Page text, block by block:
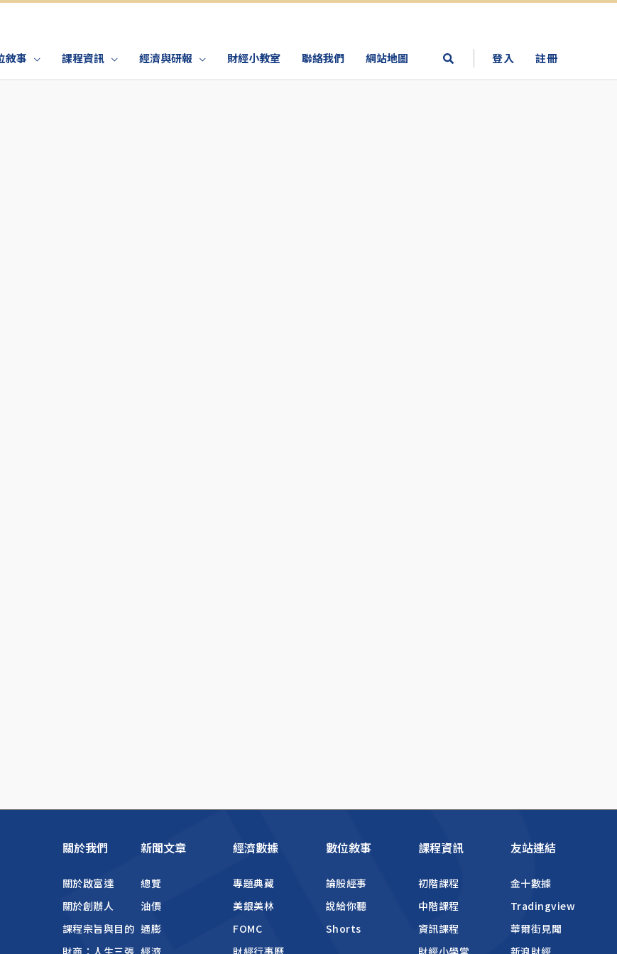
敘事 課程資訊 經濟與研報 財經小教室 聯絡我們 網站地圖 登入 註冊
關於我們
關於啟富達
關於創辦人
課程宗旨與目的
財商：人生三張
新聞文章
總覽
油價
通膨
經濟
經濟數據
專題典藏
美銀美林
FOMC
財經行事曆
數位敘事
論股經事
說給你聽
Shorts
課程資訊
初階課程
中階課程
資訊課程
財經小學堂
友站連結
金十數據
Tradingview
華爾街見聞
新浪財經